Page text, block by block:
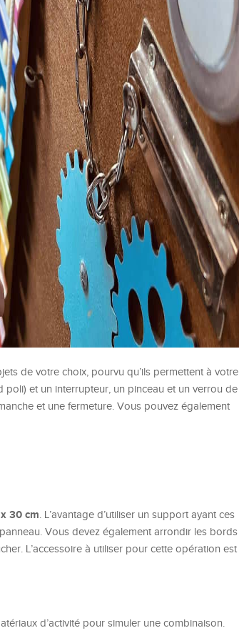
de votre choix, pourvu qu’ils permettent à votre
poli) et un interrupteur, un pinceau et un verrou de
et une fermeture. Vous pouvez également
30 cm. L’avantage d’utiliser un support ayant ces
Vous devez également arrondir les bords
L’accessoire à utiliser pour cette opération est
d’activité pour simuler une combinaison.